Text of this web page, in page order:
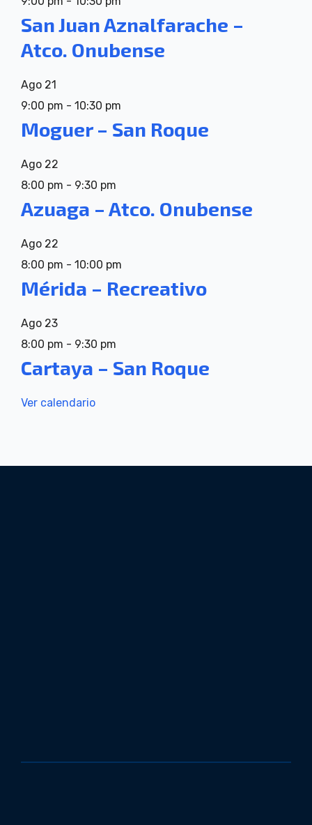
San Juan Aznalfarache –
Atco. Onubense
Ago 21
9:00 pm - 10:30 pm
Moguer – San Roque
Ago 22
8:00 pm - 9:30 pm
Azuaga – Atco. Onubense
Ago 22
8:00 pm - 10:00 pm
Mérida – Recreativo
Ago 23
8:00 pm - 9:30 pm
Cartaya – San Roque
Ver calendario